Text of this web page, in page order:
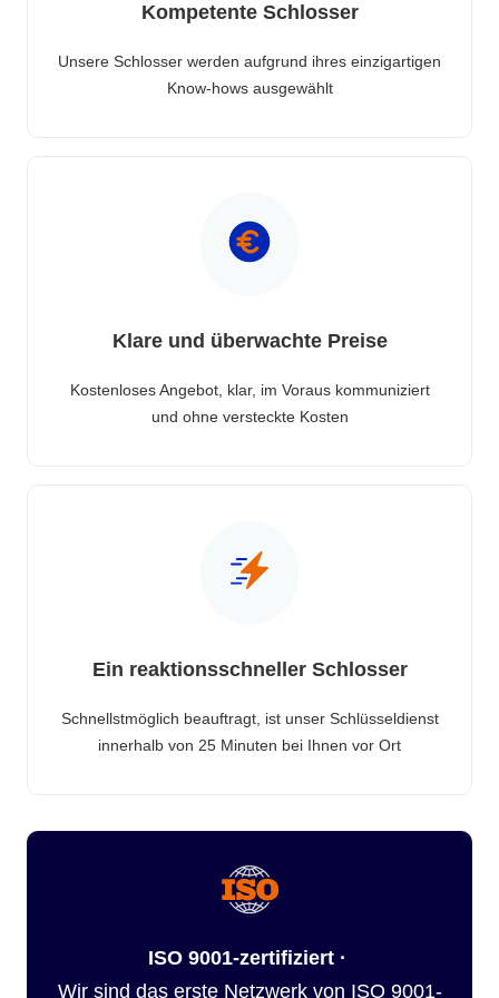
Kompetente Schlosser
Unsere Schlosser werden aufgrund ihres einzigartigen
Know-hows ausgewählt
Klare und überwachte Preise
Kostenloses Angebot, klar, im Voraus kommuniziert
und ohne versteckte Kosten
Ein reaktionsschneller Schlosser
Schnellstmöglich beauftragt, ist unser Schlüsseldienst
innerhalb von 25 Minuten bei Ihnen vor Ort
ISO 9001-zertifiziert ·
Wir sind das erste Netzwerk von ISO 9001-